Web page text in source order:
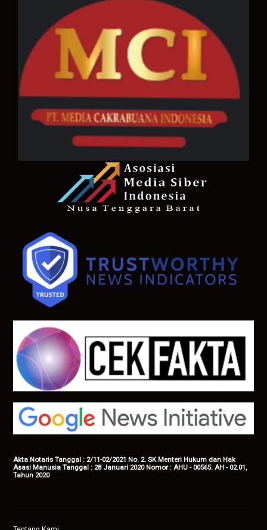
Akta Notaris Tanggal : 2/11-02/2021 No. 2. SK Menteri Hukum dan Hak
Asasi Manusia Tanggal : 28 Januari 2020 Nomor : AHU - 00565. AH - 02.01,
Tahun 2020